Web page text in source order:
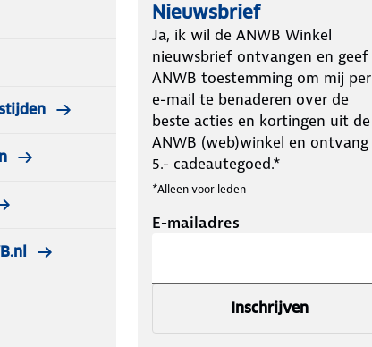
Nieuwsbrief
Ja, ik wil de ANWB Winkel
nieuwsbrief ontvangen en geef
ANWB toestemming om mij per
e-mail te benaderen over de
beste acties en kortingen uit de
ANWB (web)winkel en ontvang
5.- cadeautegoed.*
*Alleen voor leden
E-mailadres
Inschrijven